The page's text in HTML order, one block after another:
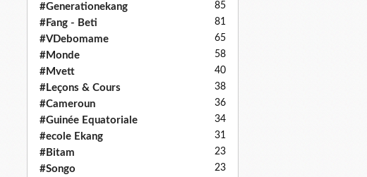
#Generationekang 85
#Fang - Beti 81
#VDebomame 65
#Monde 58
#Mvett 40
#Leçons & Cours 38
#Cameroun 36
#Guinée Equatoriale 34
#ecole Ekang 31
#Bitam 23
#Songo 23